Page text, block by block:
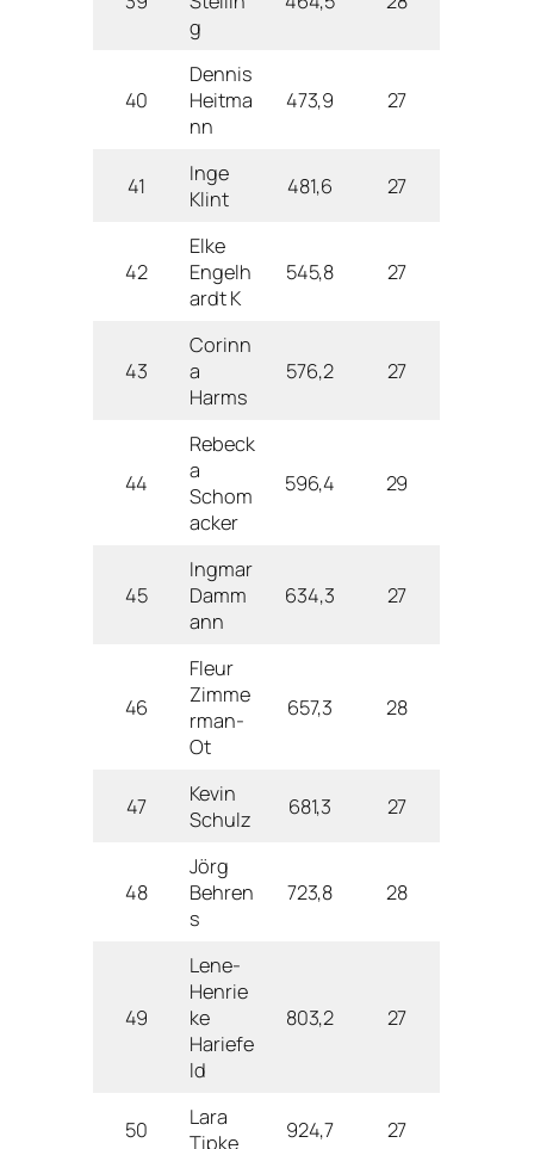
g
40
Dennis
Heitma
nn
473,9 27
41
Inge
Klint
481,6 27
42
Elke
Engelh
ardt K
545,8 27
43
Corinn
a
Harms
576,2 27
44
Rebeck
a
Schom
acker
596,4 29
45
Ingmar
Damm
ann
634,3 27
46
Fleur
Zimme
rman-
Ot
657,3 28
47
Kevin
Schulz
681,3 27
48
Jörg
Behren
s
723,8 28
49
Lene-
Henrie
ke
Hariefe
ld
803,2 27
50
Lara
Tipke
924,7 27